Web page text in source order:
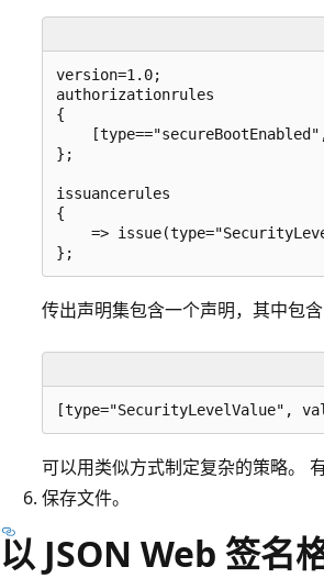
version=1.0;
authorizationrules
{
};
issuancerules
{
=>
传出声明集包含一个声明，其中包含
可以用类似方式制定复杂的策略。
保存文件。
以 JSON Web 签名